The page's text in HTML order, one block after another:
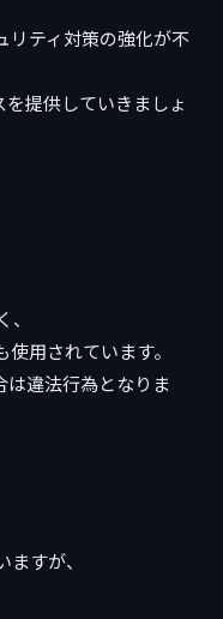
リティ対策の強化が不
提供していきましょ
用されています。
は違法行為となりま
すが、